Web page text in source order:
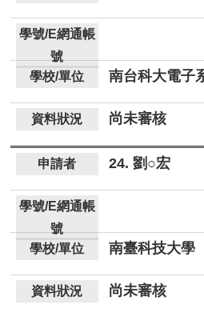
南台科大電子
尚未審核
24. 劉○宏
南臺科技大學
尚未審核